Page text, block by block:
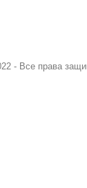
- Все права